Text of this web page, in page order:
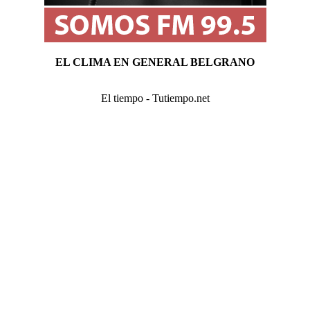
EL CLIMA EN GENERAL BELGRANO
El tiempo - Tutiempo.net